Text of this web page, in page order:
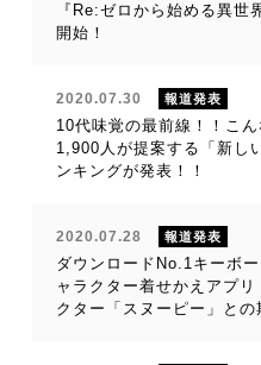
『Re:ゼロから始める異世
開始！
2020.07.30 報道発表
10代味覚の最前線！！こ
1,900人が提案する「新し
ンキングが発表！！
2020.07.28 報道発表
ダウンロードNo.1キーボ
ャラクター着せかえアプ
クター「スヌーピー」との